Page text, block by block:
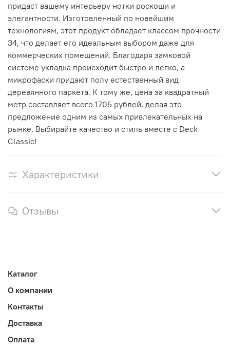
придаст вашему интерьеру нотки роскоши и
элегантности. Изготовленный по новейшим
технологиям, этот продукт обладает классом прочности
34, что делает его идеальным выбором даже для
коммерческих помещений. Благодаря замковой
системе укладка происходит быстро и легко, а
микрофаски придают полу естественный вид
деревянного паркета. К тому же, цена за квадратный
метр составляет всего 1705 рублей, делая это
предложение одним из самых привлекательных на
рынке. Выбирайте качество и стиль вместе с Deck
Classic!
Характеристики
Отзывы
Каталог
О компании
Контакты
Доставка
Оплата